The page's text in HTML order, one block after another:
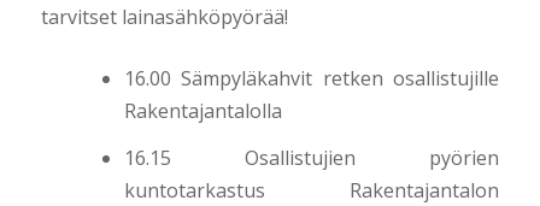
tarvitset lainasähköpyörää!
16.00 Sämpyläkahvit retken osallistujille
Rakentajantalolla
16.15 Osallistujien pyörien
kuntotarkastus Rakentajantalon